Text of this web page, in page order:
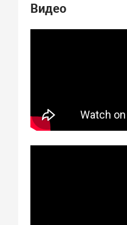
Видео